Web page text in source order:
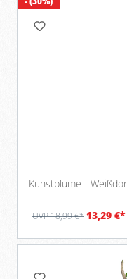
Kunstblume -
UVP 18,99 €*13,29 €*